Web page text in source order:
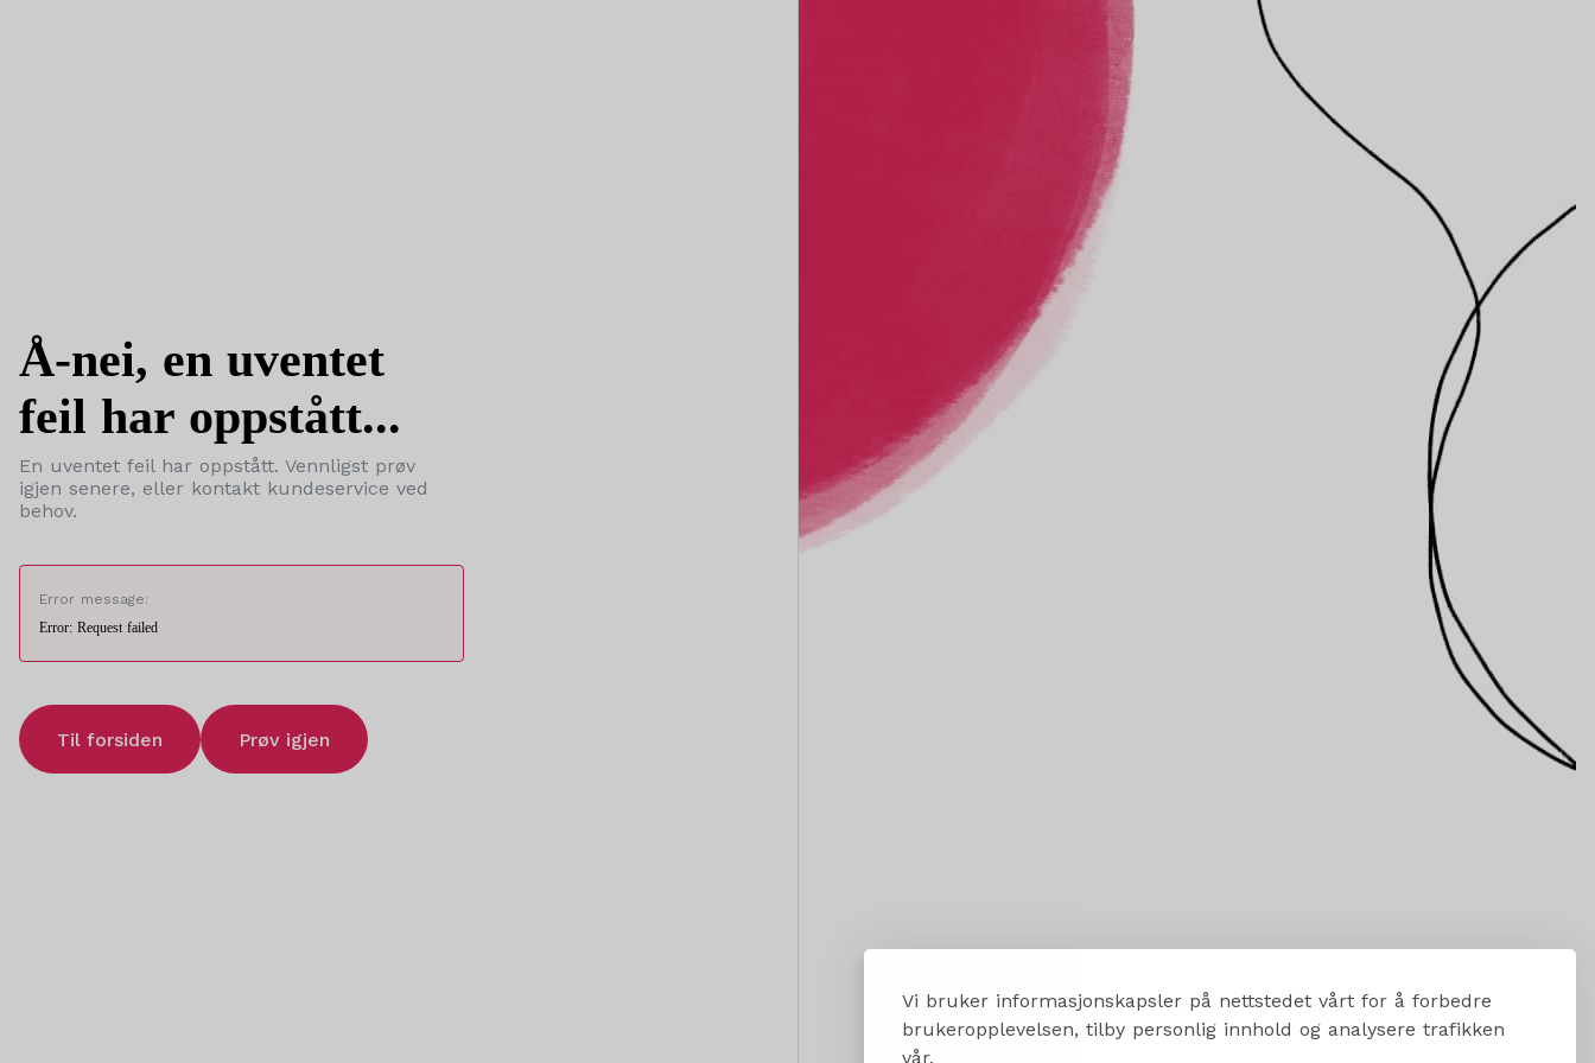
Vi bruker informasjonskapsler på nettstedet vårt for å forbedre
brukeropplevelsen, tilby personlig innhold og analysere trafikken
vår.
Å-nei, en uventet
feil har oppstått...
En uventet feil har oppstått. Vennligst prøv
igjen senere, eller kontakt kundeservice ved
behov.
Error message:
Error: Request failed
Til forsiden Prøv igjen